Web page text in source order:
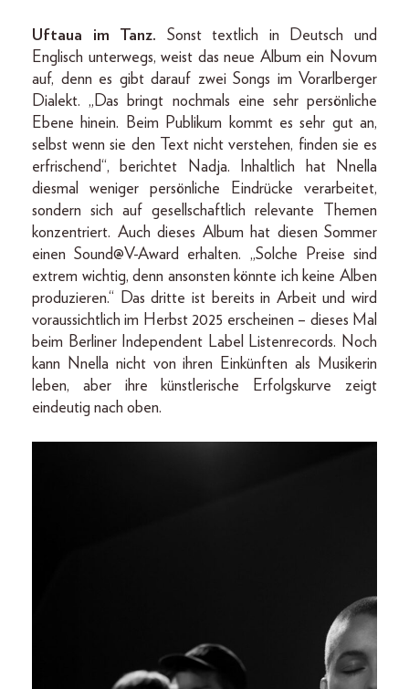
Uftaua im Tanz. Sonst textlich in Deutsch und
Englisch unterwegs, weist das neue Album ein Novum
auf, denn es gibt darauf zwei Songs im Vorarlberger
Dialekt. „Das bringt nochmals eine sehr persönliche
Ebene hinein. Beim Publikum kommt es sehr gut an,
selbst wenn sie den Text nicht verstehen, finden sie es
erfrischend“, berichtet Nadja. Inhaltlich hat Nnella
diesmal weniger persönliche Eindrücke verarbeitet,
sondern sich auf gesellschaftlich relevante Themen
konzentriert. Auch dieses Album hat diesen Sommer
einen Sound@V-Award erhalten. „Solche Preise sind
extrem wichtig, denn ansonsten könnte ich keine Alben
produzieren.“ Das dritte ist bereits in Arbeit und wird
voraussichtlich im Herbst 2025 erscheinen – dieses Mal
beim Berliner Independent Label Listenrecords. Noch
kann Nnella nicht von ihren Einkünften als Musikerin
leben, aber ihre künstlerische Erfolgskurve zeigt
eindeutig nach oben.